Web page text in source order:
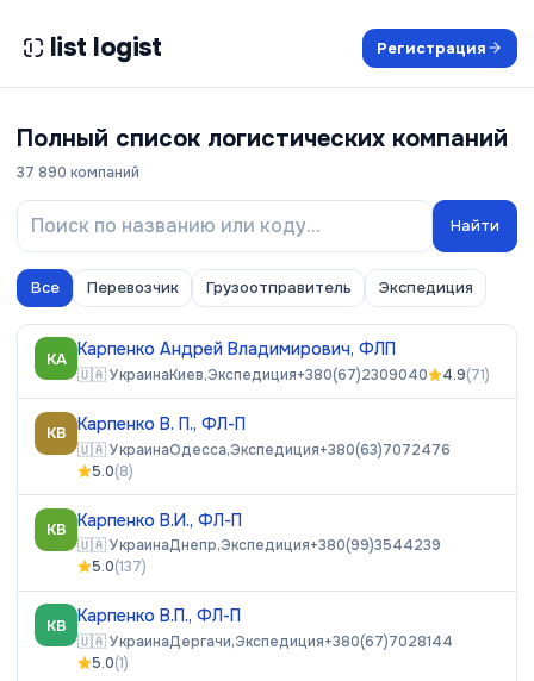
list logist Регистрация
Полный список логистических компаний
37 890 компаний
Найти
Все Перевозчик Грузоотправитель Экспедиция
КА Карпенко Андрей Владимирович, ФЛП
🇺🇦УкраинаКиев,Экспедиция+380(67)2309040 4.9(71)
КВ Карпенко В. П., ФЛ-П
🇺🇦УкраинаОдесса,Экспедиция+380(63)7072476
5.0(8)
КВ Карпенко В.И., ФЛ-П
🇺🇦УкраинаДнепр,Экспедиция+380(99)3544239
5.0(137)
КВ Карпенко В.П., ФЛ-П
🇺🇦УкраинаДергачи,Экспедиция+380(67)7028144
5.0(1)